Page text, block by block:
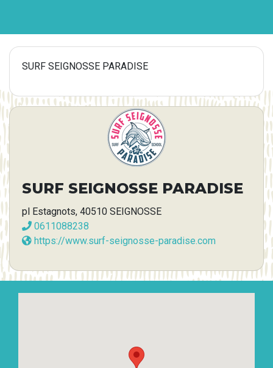
SURF SEIGNOSSE PARADISE
SURF SEIGNOSSE PARADISE
pl Estagnots, 40510 SEIGNOSSE
0611088238
https://www.surf-seignosse-paradise.com